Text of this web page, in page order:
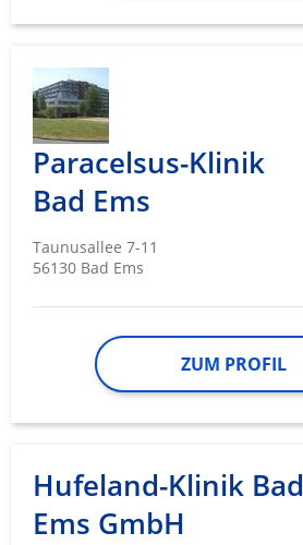
Paracelsus-Klinik
Bad Ems
Taunusallee 7-11
56130 Bad Ems
ZUM PROFIL
Hufeland-Klinik Bad
Ems GmbH